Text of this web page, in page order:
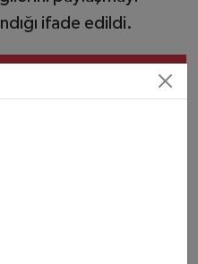
ifade edildi.
çökme sorunu